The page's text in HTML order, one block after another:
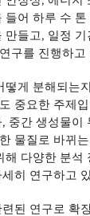
들어 하루 수 톤
만들고, 일정 기
구를 진행하고
떻게 분해되는
중요한 주제
, 중간 생성물이
물질로 바뀌
해 다양한 분석
히 연구하고
된 연구로 확